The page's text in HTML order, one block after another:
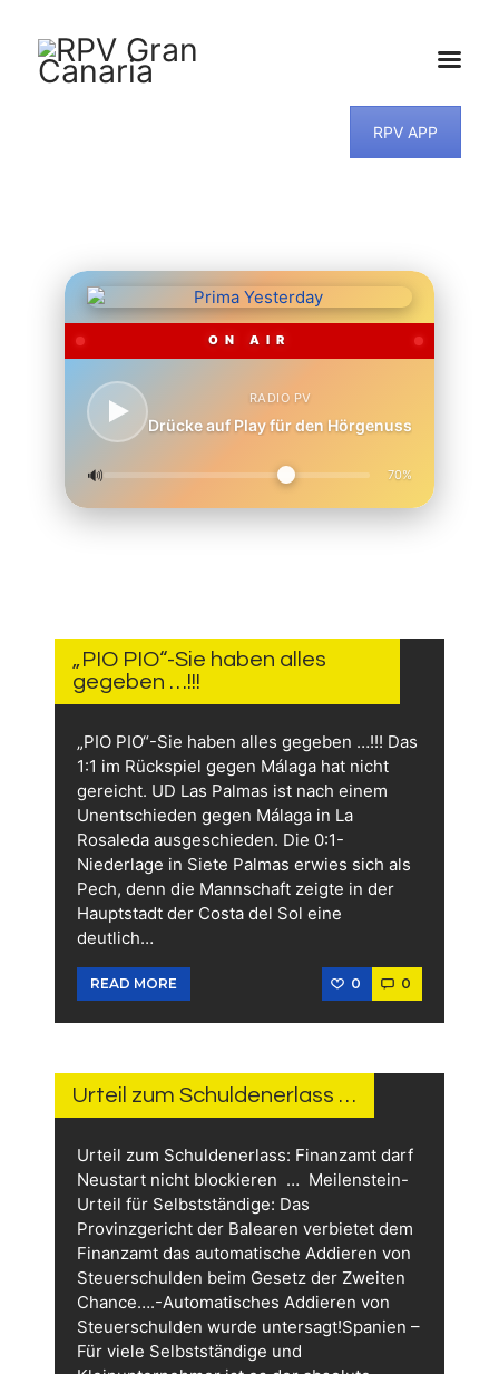
RPV APP
ON AIR
RADIO PV
Drücke auf Play für den Hörgenuss
🔊 70%
MUSIKWUNSCH
„PIO PIO“-Sie haben alles
gegeben …!!!
„PIO PIO“-Sie haben alles gegeben …!!! Das
1:1 im Rückspiel gegen Málaga hat nicht
gereicht. UD Las Palmas ist nach einem
Unentschieden gegen Málaga in La
Rosaleda ausgeschieden. Die 0:1-
Niederlage in Siete Palmas erwies sich als
Pech, denn die Mannschaft zeigte in der
Hauptstadt der Costa del Sol eine
deutlich…
READ MORE 0 0
Urteil zum Schuldenerlass …
Urteil zum Schuldenerlass: Finanzamt darf
Neustart nicht blockieren … Meilenstein-
Urteil für Selbstständige: Das
Provinzgericht der Balearen verbietet dem
Finanzamt das automatische Addieren von
Steuerschulden beim Gesetz der Zweiten
Chance….-Automatisches Addieren von
Steuerschulden wurde untersagt!Spanien –
Für viele Selbstständige und